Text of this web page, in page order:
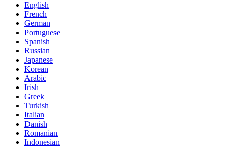
English
French
German
Portuguese
Spanish
Russian
Japanese
Korean
Arabic
Irish
Greek
Turkish
Italian
Danish
Romanian
Indonesian